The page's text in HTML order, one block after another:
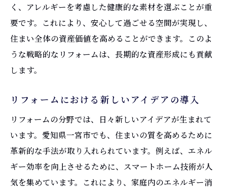
く、アレルギーを考慮した健康的な素材を選ぶことが重
要です。これにより、安心して過ごせる空間が実現し、
住まい全体の資産価値を高めることができます。このよ
うな戦略的なリフォームは、長期的な資産形成にも貢献
します。
リフォームにおける新しいアイデアの導入
リフォームの分野では、日々新しいアイデアが生まれて
います。愛知県一宮市でも、住まいの質を高めるために
革新的な手法が取り入れられています。例えば、エネル
ギー効率を向上させるために、スマートホーム技術が人
気を集めています。これにより、家庭内のエネルギー消